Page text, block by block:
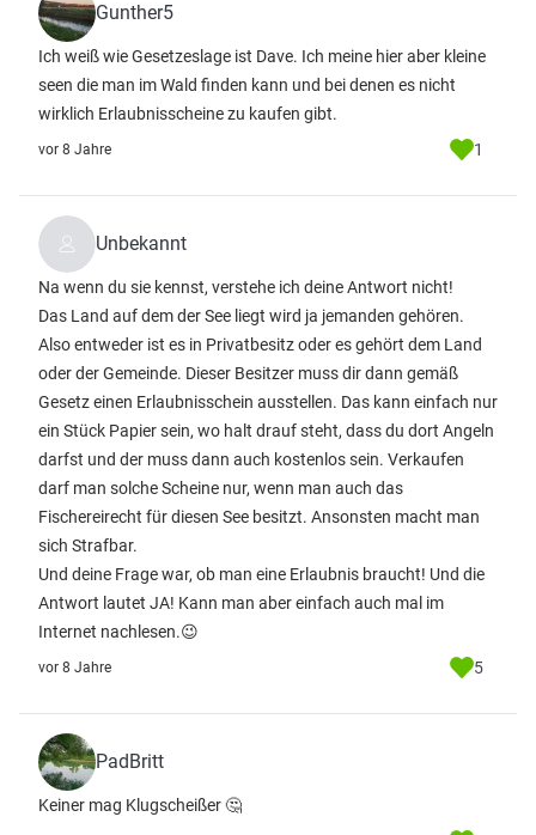
Gunther5
Ich weiß wie Gesetzeslage ist Dave. Ich meine hier aber kleine
seen die man im Wald finden kann und bei denen es nicht
wirklich Erlaubnisscheine zu kaufen gibt.
vor 8 Jahre 1
Unbekannt
Na wenn du sie kennst, verstehe ich deine Antwort nicht!
Das Land auf dem der See liegt wird ja jemanden gehören.
Also entweder ist es in Privatbesitz oder es gehört dem Land
oder der Gemeinde. Dieser Besitzer muss dir dann gemäß
Gesetz einen Erlaubnisschein ausstellen. Das kann einfach nur
ein Stück Papier sein, wo halt drauf steht, dass du dort Angeln
darfst und der muss dann auch kostenlos sein. Verkaufen
darf man solche Scheine nur, wenn man auch das
Fischereirecht für diesen See besitzt. Ansonsten macht man
sich Strafbar.
Und deine Frage war, ob man eine Erlaubnis braucht! Und die
Antwort lautet JA! Kann man aber einfach auch mal im
Internet nachlesen.😉
vor 8 Jahre 5
PadBritt
Keiner mag Klugscheißer 🤔